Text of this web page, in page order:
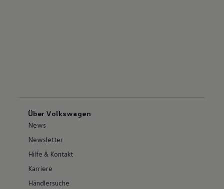
Über Volkswagen
News
Newsletter
Hilfe & Kontakt
Karriere
Händlersuche